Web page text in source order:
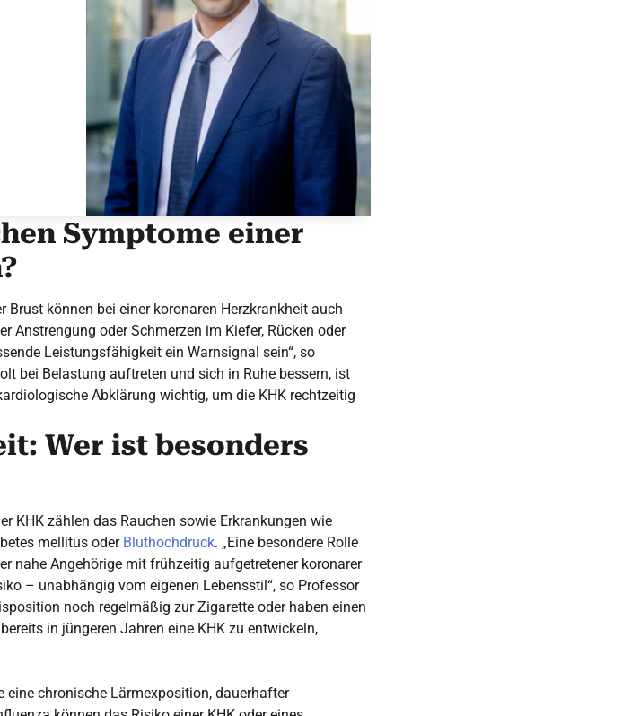
Symptome einer
können bei einer koronaren Herzkrankheit auch
Anstrengung oder Schmerzen im Kiefer, Rücken oder
Leistungsfähigkeit ein Warnsignal sein“, so
bei Belastung auftreten und sich in Ruhe bessern, ist
Abklärung wichtig, um die KHK rechtzeitig
Wer ist besonders
KHK zählen das Rauchen sowie Erkrankungen wie
mellitus oder Bluthochdruck. „Eine besondere Rolle
nahe Angehörige mit frühzeitig aufgetretener koronarer
– unabhängig vom eigenen Lebensstil“, so Professor
noch regelmäßig zur Zigarette oder haben einen
in jüngeren Jahren eine KHK zu entwickeln,
eine chronische Lärmexposition, dauerhafter